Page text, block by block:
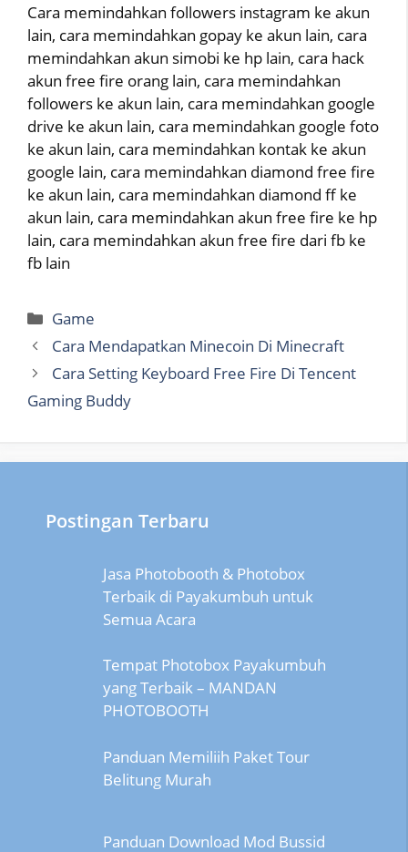
Cara memindahkan followers instagram ke akun
lain, cara memindahkan gopay ke akun lain, cara
memindahkan akun simobi ke hp lain, cara hack
akun free fire orang lain, cara memindahkan
followers ke akun lain, cara memindahkan google
drive ke akun lain, cara memindahkan google foto
ke akun lain, cara memindahkan kontak ke akun
google lain, cara memindahkan diamond free fire
ke akun lain, cara memindahkan diamond ff ke
akun lain, cara memindahkan akun free fire ke hp
lain, cara memindahkan akun free fire dari fb ke
fb lain
Categories
Game
Cara Mendapatkan Minecoin Di Minecraft
Cara Setting Keyboard Free Fire Di Tencent
Gaming Buddy
Postingan Terbaru
Jasa Photobooth & Photobox
Terbaik di Payakumbuh untuk
Semua Acara
Tempat Photobox Payakumbuh
yang Terbaik – MANDAN
PHOTOBOOTH
Panduan Memiliih Paket Tour
Belitung Murah
Panduan Download Mod Bussid